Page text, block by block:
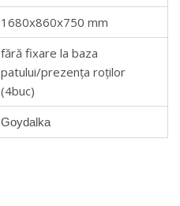
1680х860х750 mm
fără fixare la baza
patului/prezența roților
(4buc)
Goydalka